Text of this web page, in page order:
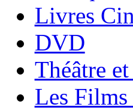
Livres
DVD
Théâtre
Les Films